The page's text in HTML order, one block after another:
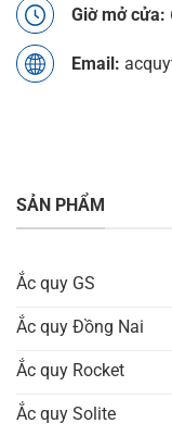
Giờ mở cửa:
Email:
SẢN PHẨM
Ắc quy GS
Ắc quy Đồng Nai
Ắc quy Rocket
Ắc quy Solite